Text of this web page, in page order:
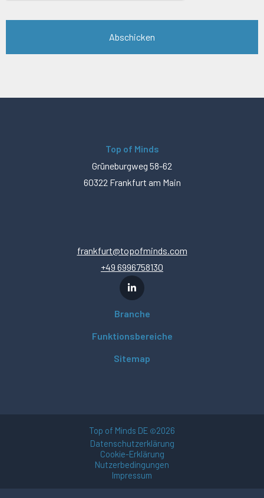
Top of Minds
Grüneburgweg 58-62
60322 Frankfurt am Main
frankfurt@topofminds.com
+49 6996758130
Branche
Funktionsbereiche
Sitemap
Top of Minds DE ©2026
Datenschutzerklärung
Cookie-Erklärung
Nutzerbedingungen
Impressum